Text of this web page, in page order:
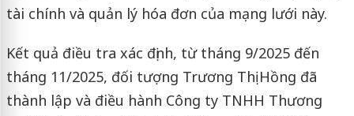
tài chính và quản lý hóa đơn của mạng lưới này.
Kết quả điều tra xác định, từ tháng 9/2025 đến
tháng 11/2025, đối tượng Trương Thị Hồng đã
thành lập và điều hành Công ty TNHH Thương